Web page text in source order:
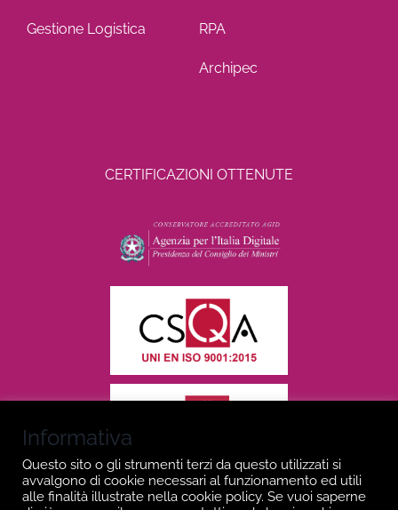
Gestione Logistica RPA
Archipec
CERTIFICAZIONI OTTENUTE
Informativa
Questo sito o gli strumenti terzi da questo utilizzati si
avvalgono di cookie necessari al funzionamento ed utili
alle finalità illustrate nella cookie policy. Se vuoi saperne